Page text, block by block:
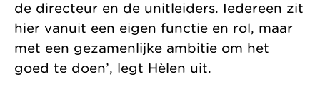
de directeur en de unitleiders. Iedereen zit
hier vanuit een eigen functie en rol, maar
met een gezamenlijke ambitie om het
goed te doen’, legt Hèlen uit.